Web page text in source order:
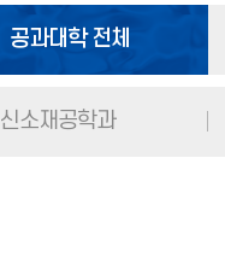
공과대학 전체
신소재공학과